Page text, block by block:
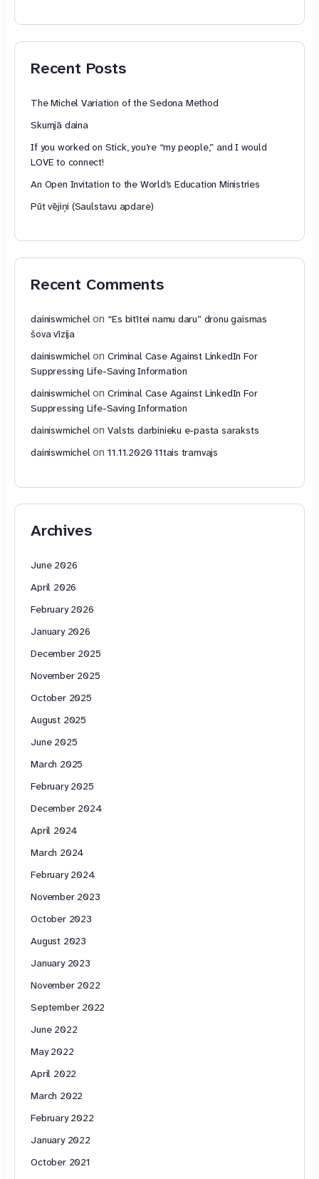
Recent Posts
The Michel Variation of the Sedona Method
Skumjā daina
If you worked on Stick, you’re “my people,” and I would
LOVE to connect!
An Open Invitation to the World’s Education Ministries
Pūt vējiņi (Saulstavu apdare)
Recent Comments
dainiswmichelon “Es bitītei namu daru” dronu gaismas
šova vīzija
dainiswmichelonCriminal Case Against LinkedIn For
Suppressing Life-Saving Information
dainiswmichelonCriminal Case Against LinkedIn For
Suppressing Life-Saving Information
dainiswmichelonValsts darbinieku e-pasta saraksts
dainiswmichelon11.11.2020 11tais tramvajs
Archives
June 2026
April 2026
February 2026
January 2026
December 2025
November 2025
October 2025
August 2025
June 2025
March 2025
February 2025
December 2024
April 2024
March 2024
February 2024
November 2023
October 2023
August 2023
January 2023
November 2022
September 2022
June 2022
May 2022
April 2022
March 2022
February 2022
January 2022
October 2021